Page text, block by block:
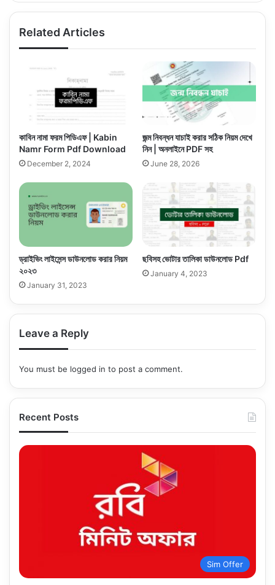
bo
ub nc
ra
Related Articles
কাবিন নামা ফরম পিডিএফ | Kabin
Namr Form Pdf Download
December 2, 2024
জন্ম নিবন্ধন যাচাই করার সঠিক নিয়ম দেখে
নিন | অনলাইনে PDF সহ
June 28, 2026
ড্রাইভিং লাইসেন্স ডাউনলোড করার নিয়ম
২০২৩
January 31, 2023
ছবিসহ ভোটার তালিকা ডাউনলোড Pdf
January 4, 2023
Leave a Reply
You must be logged in to post a comment.
Recent Posts
Sim Offer